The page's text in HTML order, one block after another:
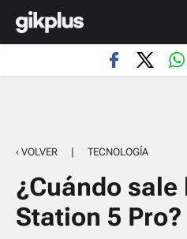
‹ VOLVER | TECNOLOGÍA
¿Cuándo sale
Station 5 Pro?